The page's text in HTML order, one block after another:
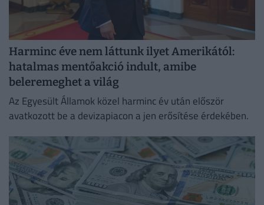
Harminc éve nem láttunk ilyet Amerikától:
hatalmas mentőakció indult, amibe
beleremeghet a világ
Az Egyesült Államok közel harminc év után először
avatkozott be a devizapiacon a jen erősítése érdekében.